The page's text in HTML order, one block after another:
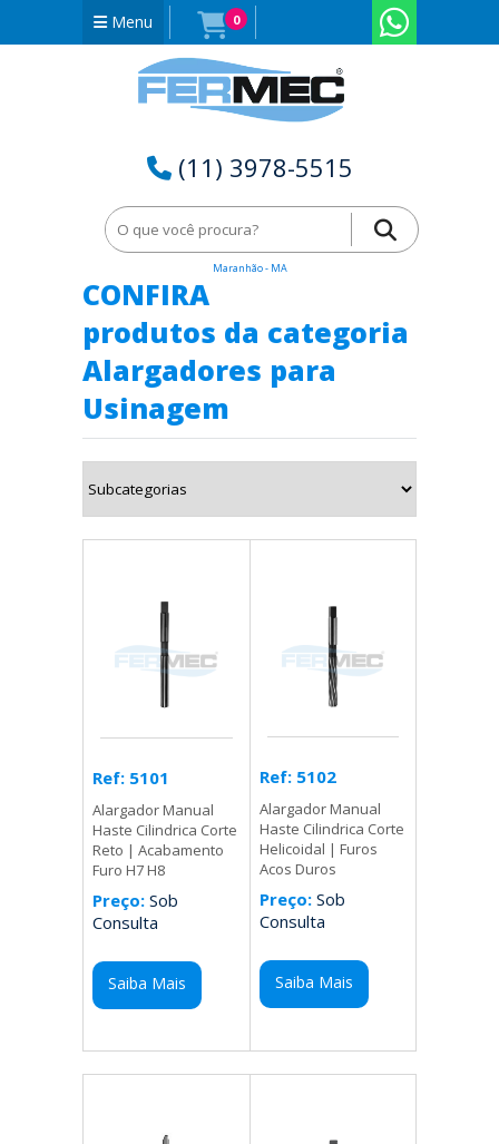
Menu 0
(11) 3978-5515
Home
Alargadores para Usinagem em Governador Edson Lobão -
Maranhão - MA
CONFIRA
produtos da categoria
Alargadores para
Usinagem
Ref: 5101
Alargador Manual
Haste Cilindrica Corte
Reto | Acabamento
Furo H7 H8
Preço: Sob
Consulta
Saiba Mais
Ref: 5102
Alargador Manual
Haste Cilindrica Corte
Helicoidal | Furos
Acos Duros
Preço:Sob
Consulta
Saiba Mais